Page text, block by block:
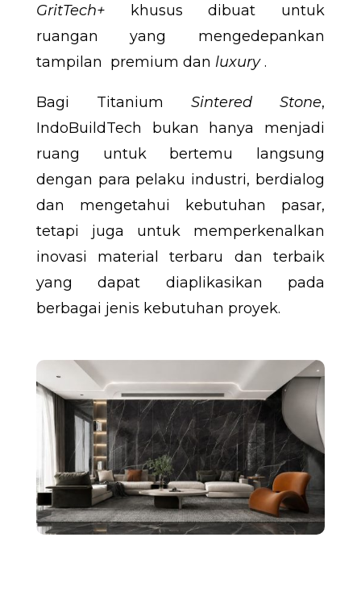
GritTech+khusus dibuat untuk
ruangan yang mengedepankan
tampilan premium dan luxury.
Bagi TitaniumSintered Stone,
IndoBuildTech bukan hanya menjadi
ruang untuk bertemu langsung
dengan para pelaku industri, berdialog
dan mengetahui kebutuhan pasar,
tetapi juga untuk memperkenalkan
inovasi material terbaru dan terbaik
yang dapat diaplikasikan pada
berbagai jenis kebutuhan proyek.